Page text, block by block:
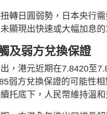
轉日圓弱勢，日本央行
顯現出快速或大幅加息
及弱方兌換保證
，港元近期在7.8420至
弱方兌換保證的可能性
托底下，人民幣維持溫和